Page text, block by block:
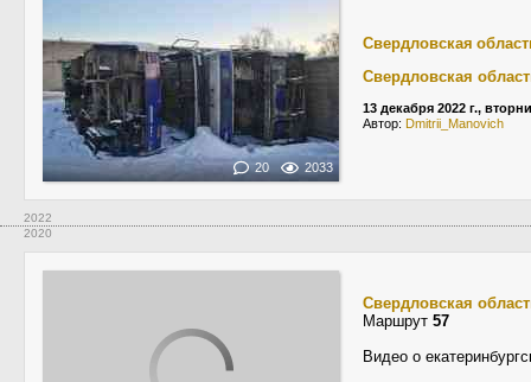
20 2033
Свердловская
Свердловская
13 декабря 2022 г.,
Автор: Dmitrii_Manovich
2022
2020
Свердловская
Маршрут 57
Видео о